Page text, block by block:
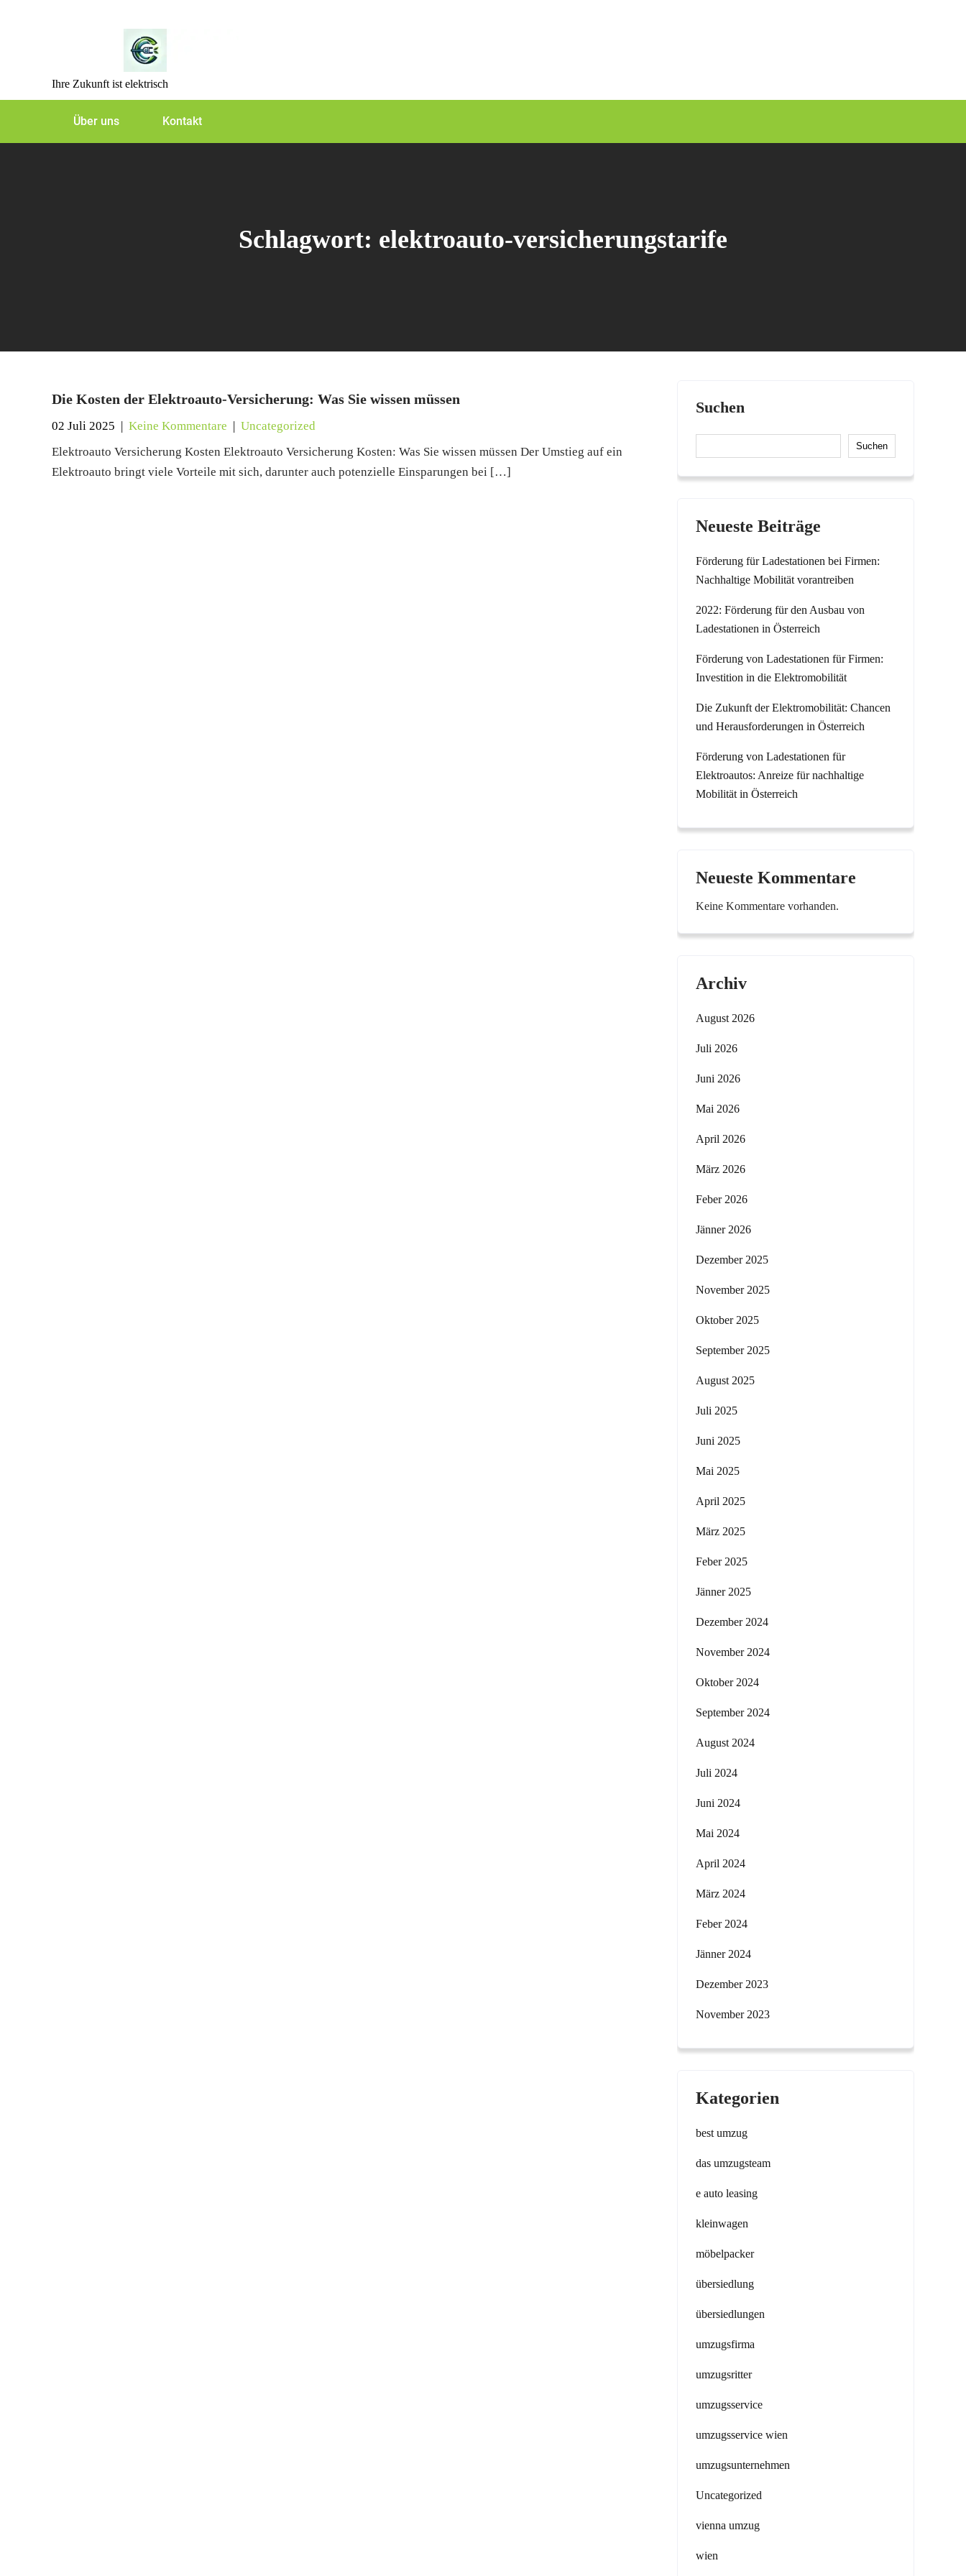
Ihre Zukunft ist elektrisch
Über uns Kontakt
Schlagwort: elektroauto-versicherungstarife
Die Kosten der Elektroauto-Versicherung: Was Sie wissen müssen
02 Juli 2025 | Keine Kommentare | Uncategorized
Elektroauto Versicherung Kosten Elektroauto Versicherung Kosten: Was Sie wissen müssen Der Umstieg auf ein
Elektroauto bringt viele Vorteile mit sich, darunter auch potenzielle Einsparungen bei […]
Suchen
Suchen
Neueste Beiträge
Förderung für Ladestationen bei Firmen:
Nachhaltige Mobilität vorantreiben
2022: Förderung für den Ausbau von
Ladestationen in Österreich
Förderung von Ladestationen für Firmen:
Investition in die Elektromobilität
Die Zukunft der Elektromobilität: Chancen
und Herausforderungen in Österreich
Förderung von Ladestationen für
Elektroautos: Anreize für nachhaltige
Mobilität in Österreich
Neueste Kommentare
Keine Kommentare vorhanden.
Archiv
August 2026
Juli 2026
Juni 2026
Mai 2026
April 2026
März 2026
Feber 2026
Jänner 2026
Dezember 2025
November 2025
Oktober 2025
September 2025
August 2025
Juli 2025
Juni 2025
Mai 2025
April 2025
März 2025
Feber 2025
Jänner 2025
Dezember 2024
November 2024
Oktober 2024
September 2024
August 2024
Juli 2024
Juni 2024
Mai 2024
April 2024
März 2024
Feber 2024
Jänner 2024
Dezember 2023
November 2023
Kategorien
best umzug
das umzugsteam
e auto leasing
kleinwagen
möbelpacker
übersiedlung
übersiedlungen
umzugsfirma
umzugsritter
umzugsservice
umzugsservice wien
umzugsunternehmen
Uncategorized
vienna umzug
wien